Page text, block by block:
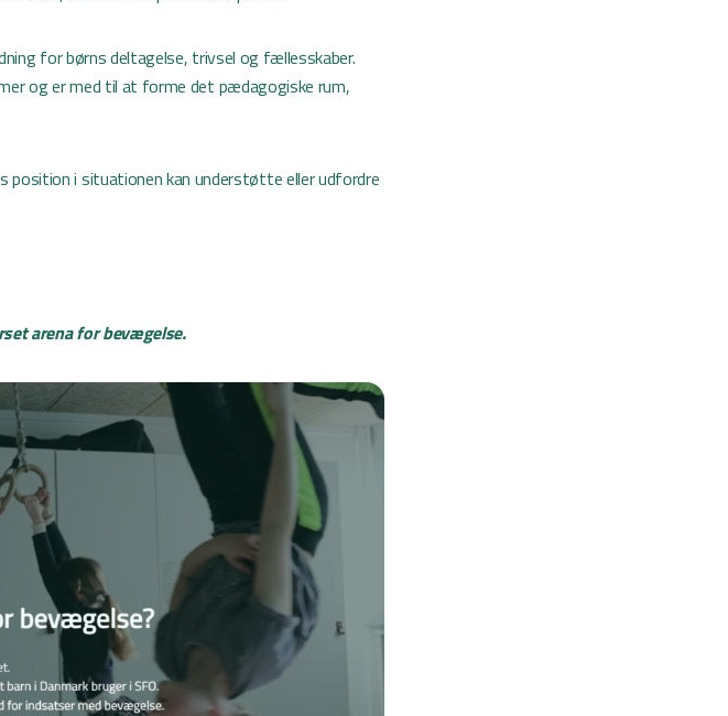
for børns deltagelse, trivsel og fællesskaber.
og er med til at forme det pædagogiske rum,
position i situationen kan understøtte eller udfordre
arena for bevægelse.